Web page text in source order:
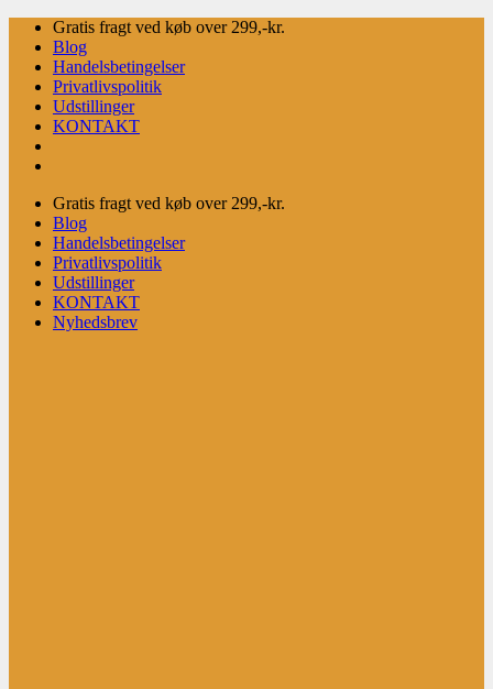
Fortsæt
indhold
Gratis fragt ved køb over 299,-kr.
Blog
Handelsbetingelser
Privatlivspolitik
Udstillinger
KONTAKT
Gratis fragt ved køb over 299,-kr.
Blog
Handelsbetingelser
Privatlivspolitik
Udstillinger
KONTAKT
Nyhedsbrev